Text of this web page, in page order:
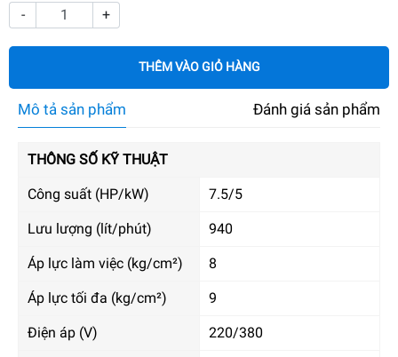
- +
THÊM VÀO GIỎ HÀNG
Mô tả sản phẩm Đánh giá sản phẩm
THÔNG SỐ KỸ THUẬT
Công suất (HP/kW) 7.5/5
Lưu lượng (lít/phút) 940
Áp lực làm việc (kg/cm²) 8
Áp lực tối đa (kg/cm²) 9
Điện áp (V) 220/380